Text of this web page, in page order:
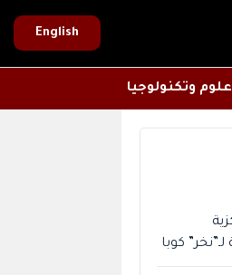
English
علوم وتكنولوجيا
كوبا